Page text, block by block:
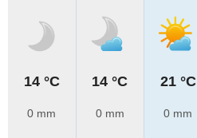
14 °C
0 mm
14 °C
0 mm
21 °C
0 mm